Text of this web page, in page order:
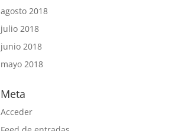
agosto 2018
julio 2018
junio 2018
mayo 2018
Meta
Acceder